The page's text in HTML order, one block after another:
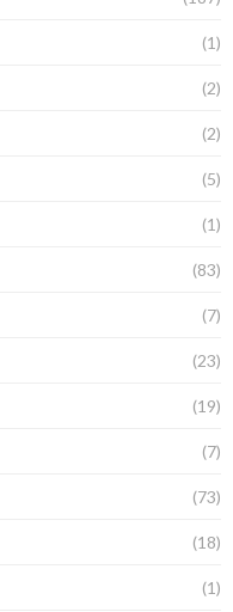
(1)
(2)
(2)
(5)
(1)
(83)
(7)
(23)
(19)
(7)
(73)
(18)
(1)